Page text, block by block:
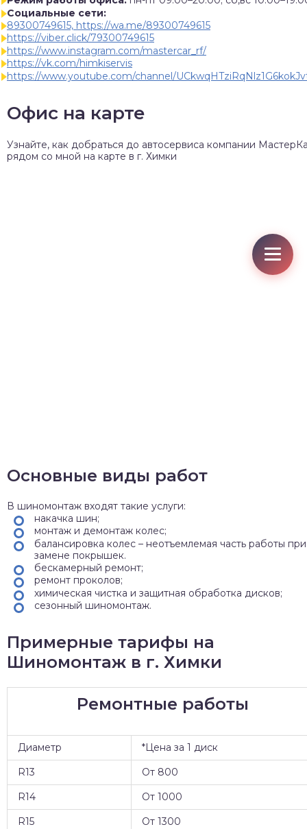
Социальные сети:
89300749615, https://wa.me/89300749615
https://viber.click/79300749615
https://www.instagram.com/mastercar_rf/
https://vk.com/himkiservis
https://www.youtube.com/channel/
Офис на карте
Узнайте, как добраться до автосервиса компании
рядом со мной на карте в г. Химки
Основные виды работ
В шиномонтаж входят такие услуги:
накачка шин;
монтаж и демонтаж колес;
балансировка колес – неотъемлемая часть работы при
замене покрышек.
бескамерный ремонт;
ремонт проколов;
химическая чистка и защитная обработка дисков;
сезонный шиномонтаж.
Примерные тарифы на
Шиномонтаж в г. Химки
Ремонтные работы
Диаметр
*Цена за 1 диск
R13
От 800
R14
От 1000
R15
От 1300